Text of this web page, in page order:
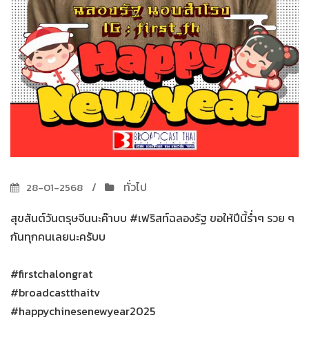
28-01-2568
ทั่วไป
สุขสันต์วันตรุษจีนนะค๊าบบ #เฟริสท์ฉลองรัฐ ขอให้ปีนี้ร่ำๆ รวย ๆ
กันทุกคนเลยนะครับบ
#firstchalongrat
#broadcastthaitv
#happychinesenewyear2025